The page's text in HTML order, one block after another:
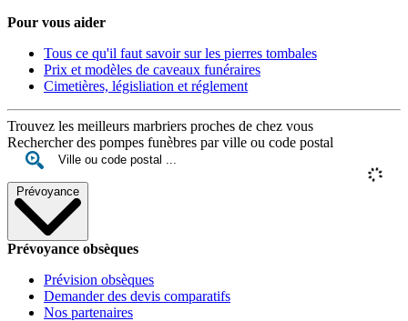
Pour vous aider
Tous ce qu'il faut savoir sur les pierres tombales
Prix et modèles de caveaux funéraires
Cimetières, législiation et réglement
Trouvez les meilleurs marbriers proches de chez vous
Rechercher des pompes funèbres par ville ou code postal
Prévoyance
Prévoyance obsèques
Prévision obsèques
Demander des devis comparatifs
Nos partenaires